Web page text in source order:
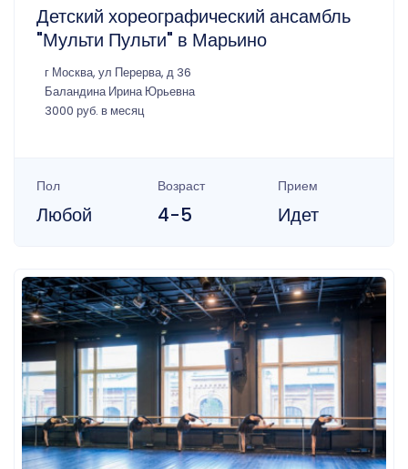
Детский хореографический ансамбль
"Мульти Пульти" в Марьино
г Москва, ул Перерва, д 36
Баландина Ирина Юрьевна
3000 руб. в месяц
Пол
Любой
Возраст
4-5
Прием
Идет